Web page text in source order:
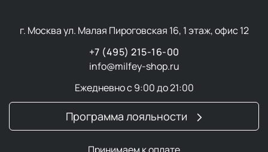
г. Москва ул. Малая Пироговская 16, 1 этаж, офис 12
+7 (495) 215-16-00
info@milfey-shop.ru
Ежедневно с 9:00 до 21:00
Программа лояльности